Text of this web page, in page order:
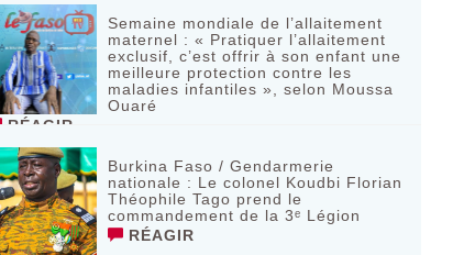
Semaine mondiale de l’allaitement
maternel : « Pratiquer l’allaitement
exclusif, c’est offrir à son enfant une
meilleure protection contre les
maladies infantiles », selon Moussa
Ouaré
RÉAGIR
Burkina Faso / Gendarmerie
nationale : Le colonel Koudbi Florian
Théophile Tago prend le
commandement de la 3ᵉ Légion
RÉAGIR